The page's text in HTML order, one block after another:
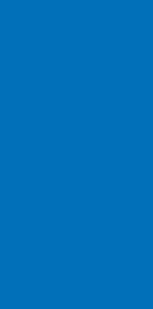
se distinguent par leur
des têtes de brosses à dents
forme ronde et des poils doux
la tête de
autre que le niveau de nettoyage.
traditionnelles, certaines
vous pourrez choisir entre
avancées. Par exemple,
de nettoyer des endroits
3D avec différents mouvements
à dents sont conçues par des
à chaque manche de